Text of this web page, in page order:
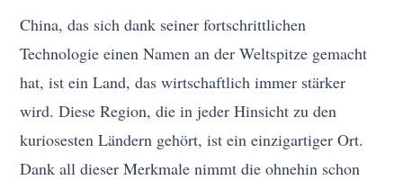
China, das sich dank seiner fortschrittlichen
Technologie einen Namen an der Weltspitze gemacht
hat, ist ein Land, das wirtschaftlich immer stärker
wird. Diese Region, die in jeder Hinsicht zu den
kuriosesten Ländern gehört, ist ein einzigartiger Ort.
Dank all dieser Merkmale nimmt die ohnehin schon